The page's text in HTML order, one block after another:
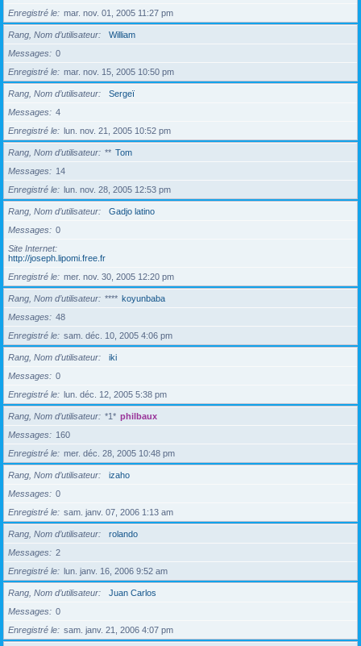
Enregistré le
mar. nov. 01, 2005 11:27 pm
Rang, Nom d’utilisateur
William
Messages
0
Enregistré le
mar. nov. 15, 2005 10:50 pm
Rang, Nom d’utilisateur
Sergeï
Messages
4
Enregistré le
lun. nov. 21, 2005 10:52 pm
Rang, Nom d’utilisateur ** Tom
Messages
14
Enregistré le
lun. nov. 28, 2005 12:53 pm
Rang, Nom d’utilisateur
Gadjo latino
Messages
0
Site Internet
http://joseph.lipomi.free.fr
Enregistré le
mer. nov. 30, 2005 12:20 pm
Rang, Nom d’utilisateur **** koyunbaba
Messages
48
Enregistré le
sam. déc. 10, 2005 4:06 pm
Rang, Nom d’utilisateur
iki
Messages
0
Enregistré le
lun. déc. 12, 2005 5:38 pm
Rang, Nom d’utilisateur *1* philbaux
Messages
160
Enregistré le
mer. déc. 28, 2005 10:48 pm
Rang, Nom d’utilisateur
izaho
Messages
0
Enregistré le
sam. janv. 07, 2006 1:13 am
Rang, Nom d’utilisateur
rolando
Messages
2
Enregistré le
lun. janv. 16, 2006 9:52 am
Rang, Nom d’utilisateur
Juan Carlos
Messages
0
Enregistré le
sam. janv. 21, 2006 4:07 pm